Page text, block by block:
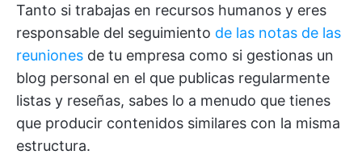
Tanto si trabajas en recursos humanos y eres
responsable del seguimiento de las notas de las
reuniones de tu empresa como si gestionas un
blog personal en el que publicas regularmente
listas y reseñas, sabes lo a menudo que tienes
que producir contenidos similares con la misma
estructura.